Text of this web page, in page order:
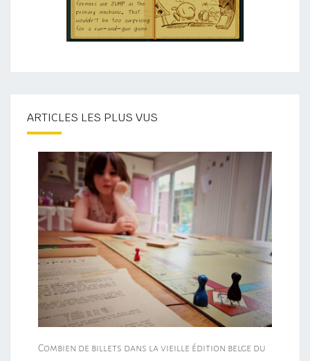
ARTICLES LES PLUS VUS
Combien de billets dans la vieille édition belge du